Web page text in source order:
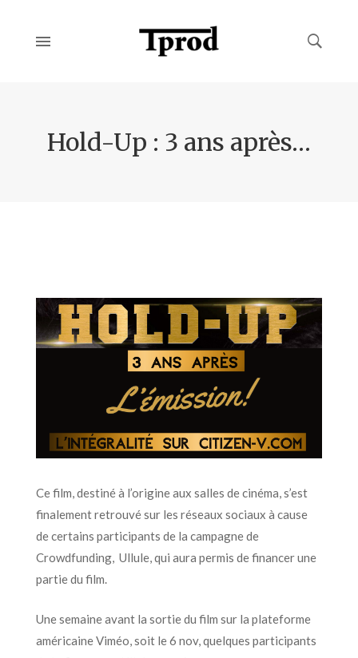
Hold-Up : 3 ans après…
Ce film, destiné à l’origine aux salles de cinéma, s’est
finalement retrouvé sur les réseaux sociaux à cause
de certains participants de la campagne de
Crowdfunding, Ullule, qui aura permis de financer une
partie du film.
Une semaine avant la sortie du film sur la plateforme
américaine Viméo, soit le 6 nov, quelques participants